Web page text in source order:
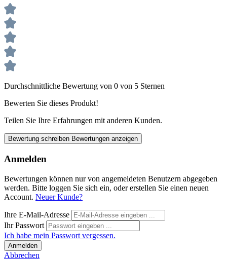
Durchschnittliche Bewertung von 0 von 5 Sternen
Bewerten Sie dieses Produkt!
Teilen Sie Ihre Erfahrungen mit anderen Kunden.
Bewertung schreiben Bewertungen anzeigen
Anmelden
Bewertungen können nur von angemeldeten Benutzern abgegeben
werden. Bitte loggen Sie sich ein, oder erstellen Sie einen neuen
Account. Neuer Kunde?
Ihre E-Mail-Adresse
Ihr Passwort
Ich habe mein Passwort vergessen.
Anmelden
Abbrechen